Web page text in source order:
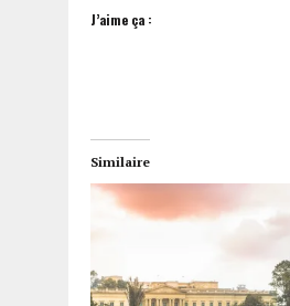
J’aime ça :
Similaire